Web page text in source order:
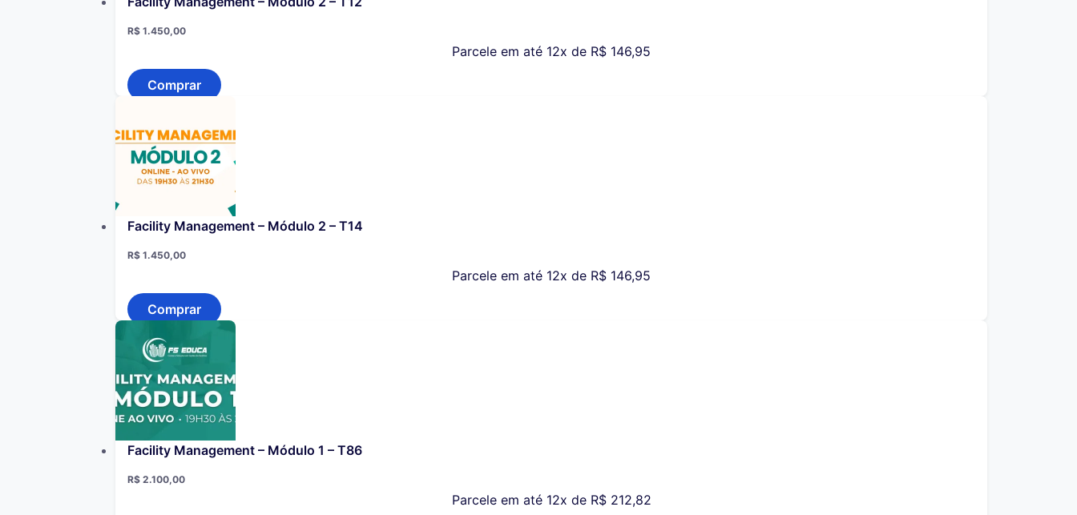
R$ 1.450,00
Parcele em até 12x de R$ 146,95
Comprar
Facility Management – Módulo 2 – T14
R$ 1.450,00
Parcele em até 12x de R$ 146,95
Comprar
Facility Management – Módulo 1 – T86
R$ 2.100,00
Parcele em até 12x de R$212,82